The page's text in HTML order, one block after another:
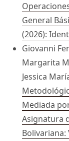
General
(2026):
Giovanni
Margarita
Jessica
Mediada
Asignatura
Bolivariana: